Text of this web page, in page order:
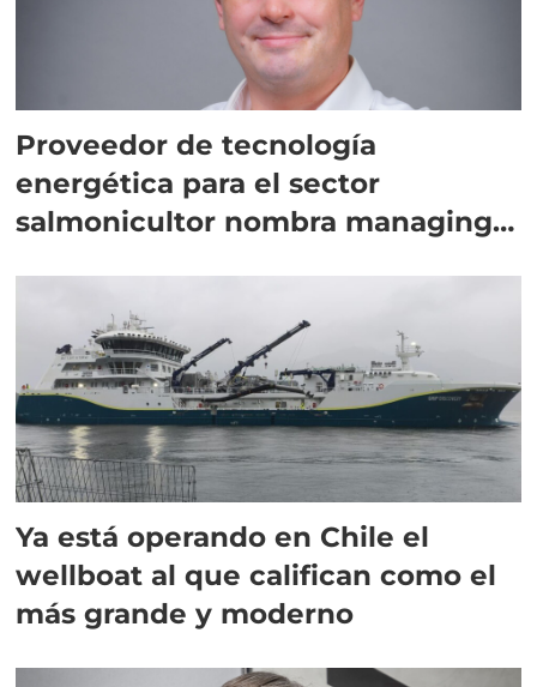
Proveedor de tecnología
energética para el sector
salmonicultor nombra managing
Ya está operando en Chile el
wellboat al que califican como el
más grande y moderno